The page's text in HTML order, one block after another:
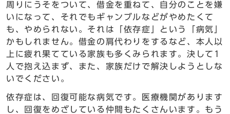
周りにうそをついて、借金を重ねて、自分のことを嫌
いになって、それでもギャンブルなどがやめたくて
も、やめられない。それは「依存症」という「病気」
かもしれません。借金の肩代わりをするなど、本人以
上に疲れ果てている家族も多くみられます。決して1
人で抱え込まず、また、家族だけで解決しようとしな
いでください。
依存症は、回復可能な病気です。医療機関があります
し、回復をめざしている仲間もたくさんいます。もう